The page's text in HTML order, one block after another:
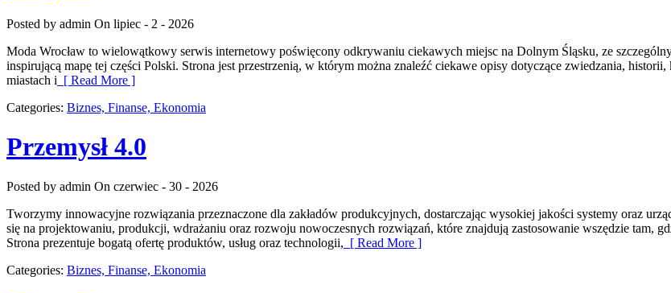
Posted by admin On lipiec - 2 - 2026
Moda Wrocław to wielowątkowy serwis internetowy poświęcony odkrywaniu ciekawych miejsc na Dolnym Śląsku, ze
inspirującą mapę tej części Polski. Strona jest przestrzenią, w którym można znaleźć ciekawe opisy dotyczące zwiedzania,
miastach i [ Read More ]
Categories: Biznes, Finanse, Ekonomia
Przemysł 4.0
Posted by admin On czerwiec - 30 - 2026
Tworzymy innowacyjne rozwiązania przeznaczone dla zakładów produkcyjnych, dostarczając wysokiej jakości systemy oraz
się na projektowaniu, produkcji, wdrażaniu oraz rozwoju nowoczesnych rozwiązań, które znajdują zastosowanie wszędzie tam,
Strona prezentuje bogatą ofertę produktów, usług oraz technologii, [ Read More ]
Categories: Biznes, Finanse, Ekonomia